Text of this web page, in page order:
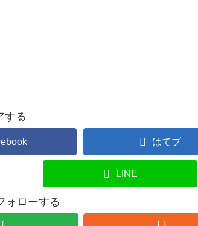
する
はてブ
LINE
ォローする